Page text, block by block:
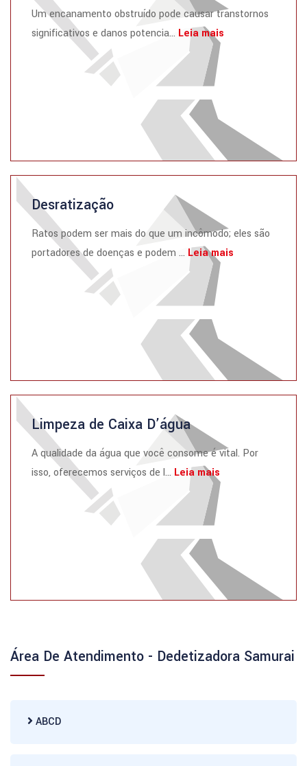
Um encanamento obstruído pode causar transtornos
significativos e danos potencia... Leia mais
Desratização
Ratos podem ser mais do que um incômodo; eles são
portadores de doenças e podem ... Leia mais
Limpeza de Caixa D’água
A qualidade da água que você consome é vital. Por
isso, oferecemos serviços de l... Leia mais
Área De Atendimento - Dedetizadora Samurai
ABCD